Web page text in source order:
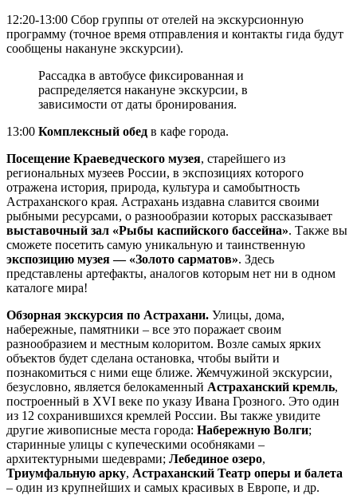
12:20-13:00 Сбор группы от отелей на экскурсионную
программу (точное время отправления и контакты гида будут
сообщены накануне экскурсии).
Рассадка в автобусе фиксированная и
распределяется накануне экскурсии, в
зависимости от даты бронирования.
13:00 Комплексный обед в кафе города.
Посещение Краеведческого музея, старейшего из
региональных музеев России, в экспозициях которого
отражена история, природа, культура и самобытность
Астраханского края. Астрахань издавна славится своими
рыбными ресурсами, о разнообразии которых рассказывает
выставочный зал «Рыбы каспийского бассейна». Также вы
сможете посетить самую уникальную и таинственную
экспозицию музея — «Золото сарматов». Здесь
представлены артефакты, аналогов которым нет ни в одном
каталоге мира!
Обзорная экскурсия по Астрахани. Улицы, дома,
набережные, памятники – все это поражает своим
разнообразием и местным колоритом. Возле самых ярких
объектов будет сделана остановка, чтобы выйти и
познакомиться с ними еще ближе. Жемчужиной экскурсии,
безусловно, является белокаменный Астраханский кремль,
построенный в XVI веке по указу Ивана Грозного. Это один
из 12 сохранившихся кремлей России. Вы также увидите
другие живописные места города: Набережную Волги;
старинные улицы с купеческими особняками –
архитектурными шедеврами; Лебединое озеро,
Триумфальную арку, Астраханский Театр оперы и балета
– один из крупнейших и самых красивых в Европе, и др.